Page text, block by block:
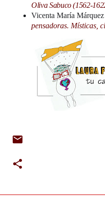
Oliva Sabuco (1562-
Vicenta María
pensadoras. Místicas,